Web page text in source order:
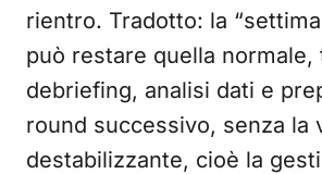
rientro. Tradotto: la
può restare quella normale,
debriefing, analisi dati e
round successivo, senza la
destabilizzante, cioè la